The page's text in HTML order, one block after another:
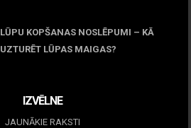
LŪPU KOPŠANAS NOSLĒPUMI – KĀ
UZTURĒT LŪPAS MAIGAS?
IZVĒLNE
JAUNĀKIE RAKSTI